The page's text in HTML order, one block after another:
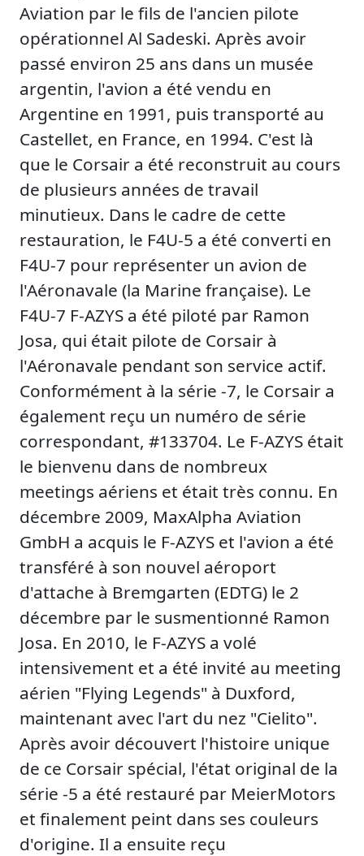
Aviation par le fils de l'ancien pilote
opérationnel Al Sadeski. Après avoir
passé environ 25 ans dans un musée
argentin, l'avion a été vendu en
Argentine en 1991, puis transporté au
Castellet, en France, en 1994. C'est là
que le Corsair a été reconstruit au cours
de plusieurs années de travail
minutieux. Dans le cadre de cette
restauration, le F4U-5 a été converti en
F4U-7 pour représenter un avion de
l'Aéronavale (la Marine française). Le
F4U-7 F-AZYS a été piloté par Ramon
Josa, qui était pilote de Corsair à
l'Aéronavale pendant son service actif.
Conformément à la série -7, le Corsair a
également reçu un numéro de série
correspondant, #133704. Le F-AZYS était
le bienvenu dans de nombreux
meetings aériens et était très connu. En
décembre 2009, MaxAlpha Aviation
GmbH a acquis le F-AZYS et l'avion a été
transféré à son nouvel aéroport
d'attache à Bremgarten (EDTG) le 2
décembre par le susmentionné Ramon
Josa. En 2010, le F-AZYS a volé
intensivement et a été invité au meeting
aérien "Flying Legends" à Duxford,
maintenant avec l'art du nez "Cielito".
Après avoir découvert l'histoire unique
de ce Corsair spécial, l'état original de la
série -5 a été restauré par MeierMotors
et finalement peint dans ses couleurs
d'origine. Il a ensuite reçu